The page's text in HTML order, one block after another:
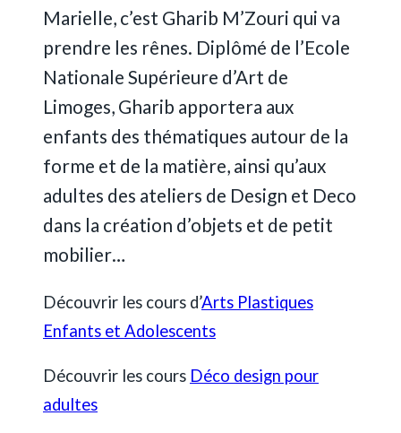
Marielle, c’est Gharib M’Zouri qui va
prendre les rênes. Diplômé de l’Ecole
Nationale Supérieure d’Art de
Limoges, Gharib apportera aux
enfants des thématiques autour de la
forme et de la matière, ainsi qu’aux
adultes des ateliers de Design et Deco
dans la création d’objets et de petit
mobilier…
Découvrir les cours d’Arts Plastiques
Enfants et Adolescents
Découvrir les cours Déco design pour
adultes